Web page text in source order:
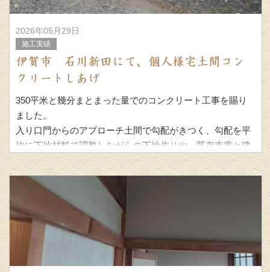
2026年05月29日
施工実績
伊賀市 石川新田にて、個人様宅土間コン
クリートしあげ
350平米と幾分まとまった量でのコンクリート工事を賜り
ました。
入り口門からのアプローチ土間で勾配がきつく、勾配を平
均に下地材料で調整しながらの下地作りや、既存車庫と建
屋からの雨水の終いに気をつかいましたが、型枠で溝を作
るな